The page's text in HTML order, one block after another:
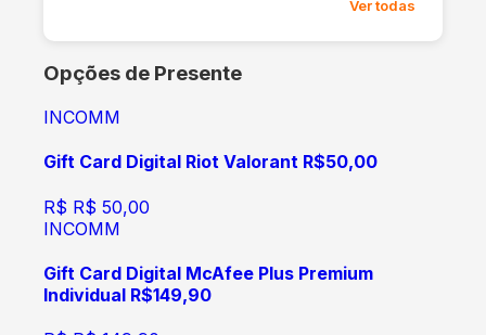
Ver todas
Opções de Presente
INCOMM
Gift Card Digital Riot Valorant R$50,00
R$ R$ 50,00
INCOMM
Gift Card Digital McAfee Plus Premium
Individual R$149,90